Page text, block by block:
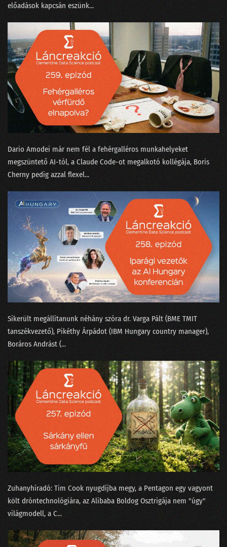
166 - Egri Botond, a logónyomozó
165 - Beszántja-e az MI az adattudományt?
164 - Apple AI vagy mindmeghalunk?
162 - Megtalálta-e Gyula az adatbázisok lelkét?
161 - Google, OpenAI vagy a matektanár Taylor Swift
160 - Vesszünk össze a ChatGPT-n!
158 - Bál volt az Operában, BASIC-ben
157 - Robotkapitányok a rumoshordón ülve
156 - Nem csak Budapestről indulhatnak világcégek
155 - A konzumidiotizmus találkozása az MI-vel
153 - A háromtest probléma a Netflixen
152 - Hogyan tanítjuk meg egy chatbotnak, hogy befogja a száját?
151 - Bukott Tesla és halott Lou Reed
149 - A világnak kellenek a bullshit melók!
148 - Mitől hagyja abba a ChatGPT a hallucinálást?
147 - A véleménykutatás jól van, pedig zombik tépik
146 - Mi köze Taylor Swiftnek a Nagy Nyelvi Modellekhez?
145 - Van-e még jövője a közvéleménykutatásnak?
144 - Dataracing Gáspár Csabával
143 - Az MI megérkezett a porszívókba is!
142 - Mivel tölti a napját egy matematikus?
141 - 2024 az áram éve lesz?
előadások kapcsán eszünk...
Dario Amodei már nem fél a fehérgalléros munkahelyeket
megszüntető AI-tól⁠, a Claude Code-ot megalkotó kollégája, ⁠Boris
Cherny pedig azzal flexel⁠...
Sikerült megállítanunk néhány szóra ⁠dr. Varga Pál⁠t (BME TMIT
tanszékvezető), Pikéthy Árpád⁠⁠ot (IBM Hungary country manager),
⁠Boráros András⁠t (...
Zuhanyhíradó: ⁠Tim Cook nyugdíjba megy⁠, a Pentagon egy vagyont
költ dróntechnológiára⁠⁠, az Alibaba Boldog Osztrigája⁠⁠ nem "úgy"
világmodell, a C...